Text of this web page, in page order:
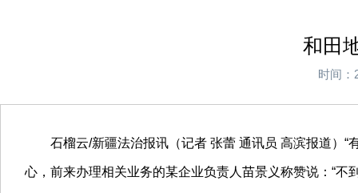
和田
时间：
石榴云/新疆法治报讯（记者 张蕾 通讯员 高滨报道）“
心，前来办理相关业务的某企业负责人苗景义称赞说：“不